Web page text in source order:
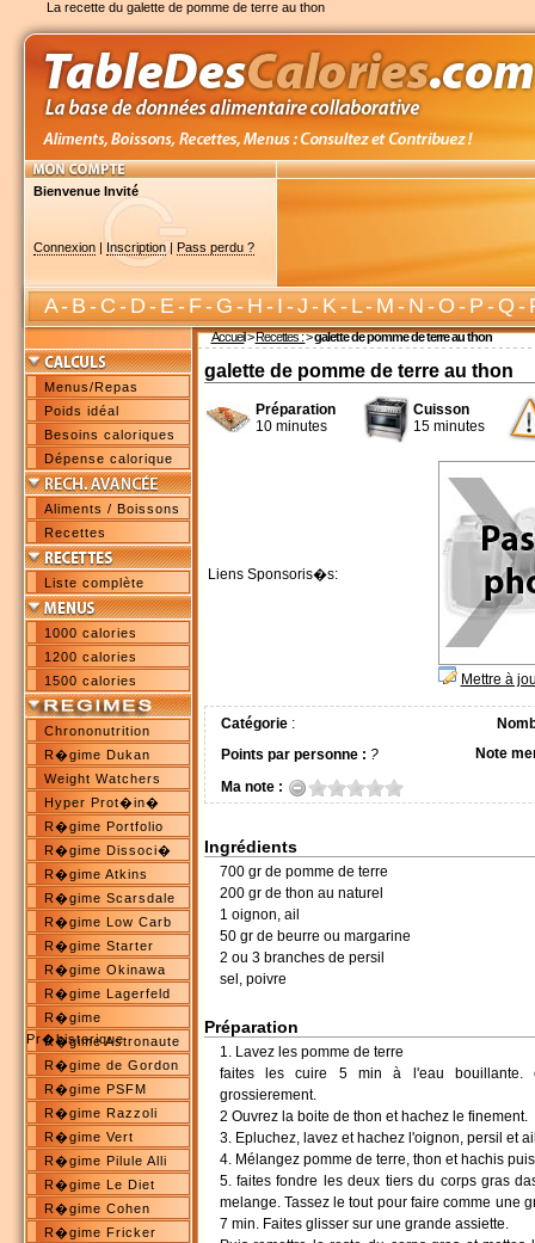
La recette du galette de pomme de terre au thon
Bienvenue Invité
Connexion| Inscription| Pass perdu ?
A-B-C-D-E-F-G-H-I-J-K-L-M-N-O-P-Q-
Accueil>Recettes :>galette de pomme de terre au thon
Menus/Repas
Poids idéal
Besoins caloriques
Dépense calorique
Aliments / Boissons
Recettes
Liste complète
1000 calories
1200 calories
1500 calories
Chrononutrition
R�gime Dukan
Weight Watchers
Hyper Prot�in�
R�gime Portfolio
R�gime Dissoci�
R�gime Atkins
R�gime Scarsdale
R�gime Low Carb
R�gime Starter
R�gime Okinawa
R�gime Lagerfeld
R�gime
Pr�historique
R�gime Astronaute
R�gime de Gordon
R�gime PSFM
R�gime Razzoli
R�gime Vert
R�gime Pilule Alli
R�gime Le Diet
R�gime Cohen
R�gime Fricker
galette de pomme de terre au thon
Préparation
10 minutes
Cuisson
15 minutes
Liens Sponsoris�s:
Mettre à
Catégorie:
Points par personne : ?
Note
Ma note :
Ingrédients
700 gr de pomme de terre
200 gr de thon au naturel
1 oignon, ail
50 gr de beurre ou margarine
2 ou 3 branches de persil
sel, poivre
Préparation
1. Lavez les pomme de terre
faites les cuire 5 min à l'eau bouillante.
grossierement.
2 Ouvrez la boite de thon et hachez le finement.
3. Epluchez, lavez et hachez l'oignon, persil et
4. Mélangez pomme de terre, thon et hachis
5. faites fondre les deux tiers du corps gras
melange. Tassez le tout pour faire comme une
7 min. Faites glisser sur une grande assiette.